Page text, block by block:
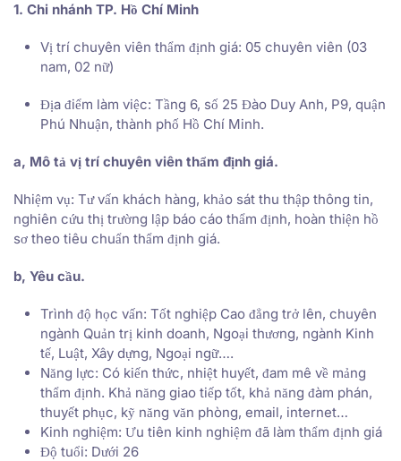
1. Chi nhánh TP. Hồ Chí Minh
Vị trí chuyên viên thẩm định giá: 05 chuyên viên (03
nam, 02 nữ)
Địa điểm làm việc: Tầng 6, số 25 Đào Duy Anh, P9, quận
Phú Nhuận, thành phố Hồ Chí Minh.
a, Mô tả vị trí chuyên viên thẩm định giá.
Nhiệm vụ: Tư vấn khách hàng, khảo sát thu thập thông tin,
nghiên cứu thị trường lập báo cáo thẩm định, hoàn thiện hồ
sơ theo tiêu chuẩn thẩm định giá.
b, Yêu cầu.
Trình độ học vấn: Tốt nghiệp Cao đẳng trở lên, chuyên
ngành Quản trị kinh doanh, Ngoại thương, ngành Kinh
tế, Luật, Xây dựng, Ngoại ngữ….
Năng lực: Có kiến thức, nhiệt huyết, đam mê về mảng
thẩm định. Khả năng giao tiếp tốt, khả năng đàm phán,
thuyết phục, kỹ năng văn phòng, email, internet…
Kinh nghiệm: Ưu tiên kinh nghiệm đã làm thẩm định giá
Độ tuổi: Dưới 26